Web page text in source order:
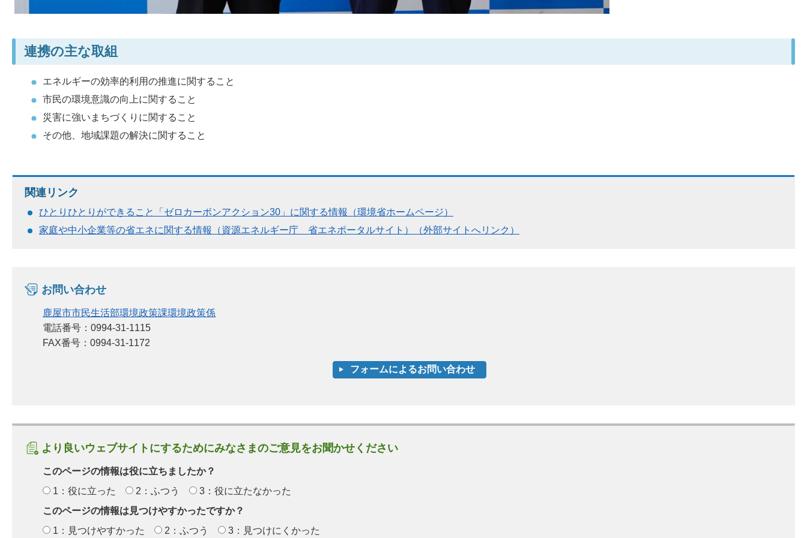
連携の主な取組
エネルギーの効率的利用の推進に関すること
市民の環境意識の向上に関すること
災害に強いまちづくりに関すること
その他、地域課題の解決に関すること
関連リンク
ひとりひとりができること「ゼロカーボンアクション30」に関する情報（環境省ホームページ）
家庭や中小企業等の省エネに関する情報（資源エネルギー庁 省エネポータルサイト）（外部サイトへリンク）
お問い合わせ
鹿屋市市民生活部環境政策課環境政策係
電話番号：0994-31-1115
FAX番号：0994-31-1172
より良いウェブサイトにするためにみなさまのご意見をお聞かせください
このページの情報は役に立ちましたか？
1：役に立った
2：ふつう
3：役に立たなかった
このページの情報は見つけやすかったですか？
1：見つけやすかった
2：ふつう 3：見つけにくかった